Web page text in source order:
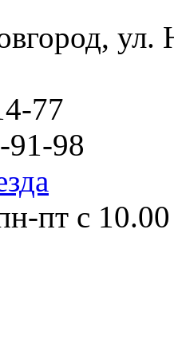
ул.
77
91-98
пт с